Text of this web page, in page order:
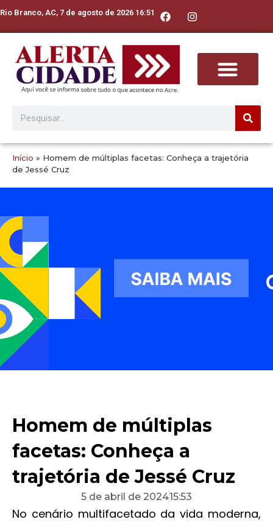
Rio Branco, AC, 7 de agosto de 2026 16:51
Início » Homem de múltiplas facetas: Conheça a trajetória
de Jessé Cruz
Homem de múltiplas
facetas: Conheça a
trajetória de Jessé Cruz
5 de abril de 202415:53
No cenário multifacetado da vida moderna,